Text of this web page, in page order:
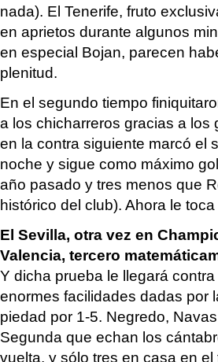
nada). El Tenerife, fruto
en aprietos durante algunos
en especial Bojan, parecen
plenitud.
En el segundo tiempo
a los chicharreros gracias a
en la contra siguiente marcó el
noche y sigue como máximo
año pasado y tres menos que
histórico del club). Ahora le
El Sevilla, otra vez en
Valencia, tercero
Y dicha prueba le llegará
enormes facilidades dadas por
piedad por 1-5. Negredo,
Segunda que echan los
vuelta, y sólo tres en casa en